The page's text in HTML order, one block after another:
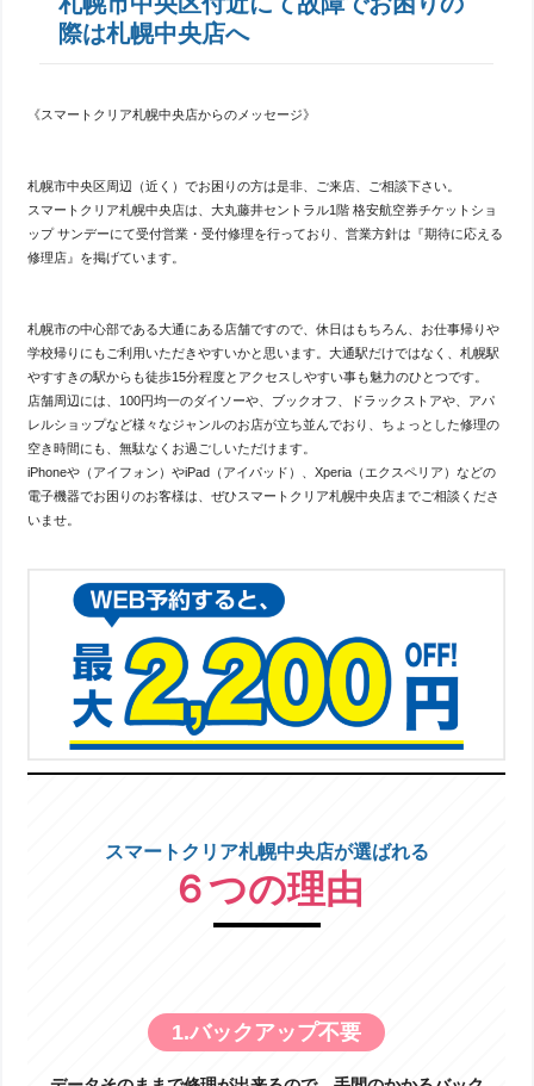
際は札幌中央店へ
《スマートクリア札幌中央店からのメッセージ》
札幌市中央区周辺（近く）でお困りの方は是非、ご来店、ご相談下さい。
スマートクリア札幌中央店は、大丸藤井セントラル1階 格安航空券チケットショ
ップ サンデーにて受付営業・受付修理を行っており、営業方針は『期待に応える
修理店』を掲げています。
札幌市の中心部である大通にある店舗ですので、休日はもちろん、お仕事帰りや
学校帰りにもご利用いただきやすいかと思います。大通駅だけではなく、札幌駅
やすすきの駅からも徒歩15分程度とアクセスしやすい事も魅力のひとつです。
店舗周辺には、100円均一のダイソーや、ブックオフ、ドラックストアや、アパ
レルショップなど様々なジャンルのお店が立ち並んでおり、ちょっとした修理の
空き時間にも、無駄なくお過ごしいただけます。
iPhoneや（アイフォン）やiPad（アイパッド）、Xperia（エクスペリア）などの
電子機器でお困りのお客様は、ぜひスマートクリア札幌中央店までご相談くださ
いませ。
スマートクリア札幌中央店が選ばれる
６つの理由
1.バックアップ不要